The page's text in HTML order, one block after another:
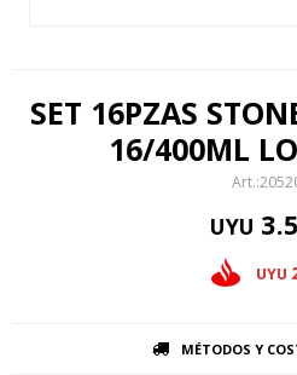
SET 16PZAS
16/400ML
UYU
UYU
MÉTODOS Y